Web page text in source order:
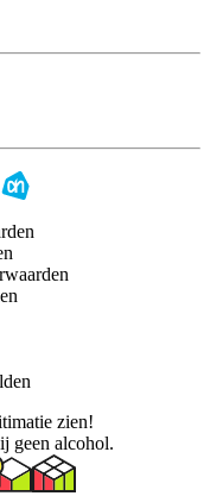
zien!
geen alcohol.